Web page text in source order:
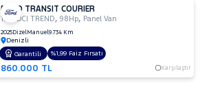
FORD TRANSIT COURIER
1.5 TDCI TREND,98Hp, Panel Van
2025DizelManuel9.734 Km
Denizli
860.000 TL Karşılaştır
Garantili %1,99 Faiz Fırsatı